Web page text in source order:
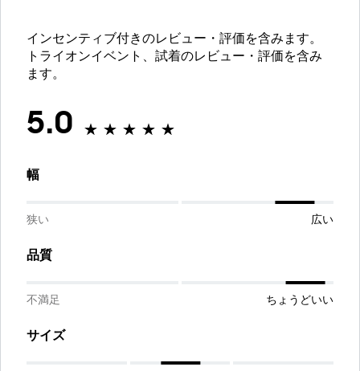
インセンティブ付きのレビュー・評価を含みます。
トライオンイベント、試着のレビュー・評価を含み
ます。
5.0
幅
狭い 広い
品質
不満足 ちょうどいい
サイズ